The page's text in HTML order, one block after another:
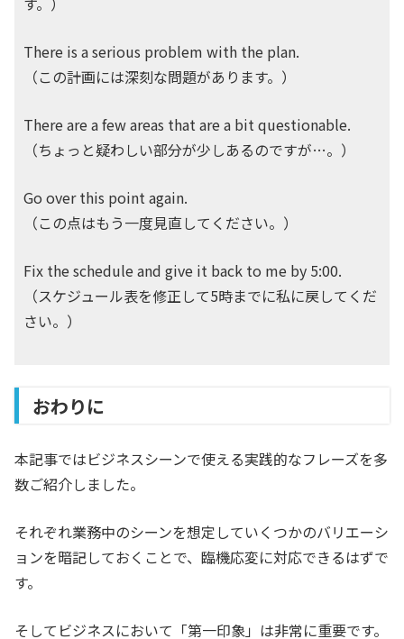
There is a serious problem with the plan.
（この計画には深刻な問題があります。）
There are a few areas that are a bit questionable.
（ちょっと疑わしい部分が少しあるのですが…。）
Go over this point again.
（この点はもう一度見直してください。）
Fix the schedule and give it back to me by 5:00.
（スケジュール表を修正して5時までに私に戻してくだ
さい。）
おわりに
本記事ではビジネスシーンで使える実践的なフレーズを多
数ご紹介しました。
それぞれ業務中のシーンを想定していくつかのバリエーシ
ョンを暗記しておくことで、臨機応変に対応できるはずで
す。
そしてビジネスにおいて「第一印象」は非常に重要です。